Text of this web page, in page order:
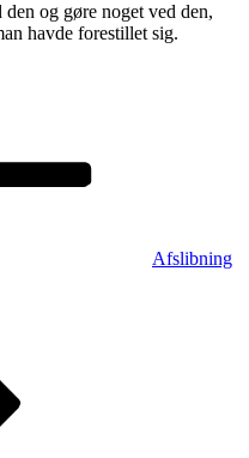
og gøre noget ved den,
havde forestillet sig.
Afslibning